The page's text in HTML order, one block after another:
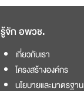
รู้จัก อพวช.
เกี่ยวกับเรา
โครงสร้างองค์กร
นโยบายและมาตรฐาน